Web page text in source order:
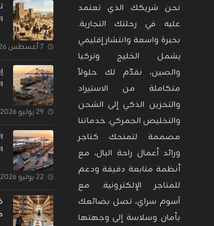
نحن شريكك الذي تعتمد
عليه في رحلتك التجارية.
بخبرة واسعة وانتشار إقليمي
يشمل الخليج وتركيا
والصين، نقدّم لك حلولاً
متكاملة من الاستيراد
والتخزين الذكي إلى الشحن
والتخليص الجمركي. خدماتنا
مصممة لتمنحك كتاجر
ورائد أعمال راحة البال، مع
أنظمة متابعة دقيقة ودعم
للمتاجر الإلكترونية. مع
آسوم سراي، تصل بضائعك
بأمان وسلاسة إلى وجهتها
٧ أغسطس ٢٠٢٦
٢٩ يوليو ٢٠٢٦
٢٢ يوليو ٢٠٢٦